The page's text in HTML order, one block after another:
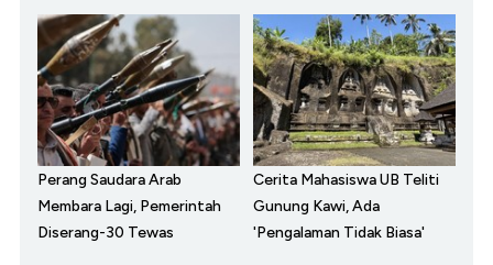
Perang Saudara Arab
Membara Lagi, Pemerintah
Diserang-30 Tewas
Cerita Mahasiswa UB Teliti
Gunung Kawi, Ada
'Pengalaman Tidak Biasa'